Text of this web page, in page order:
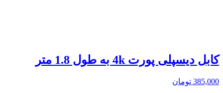
کابل دیسپلی پورت 4k به طول 1.8 متر
385,000 تومان